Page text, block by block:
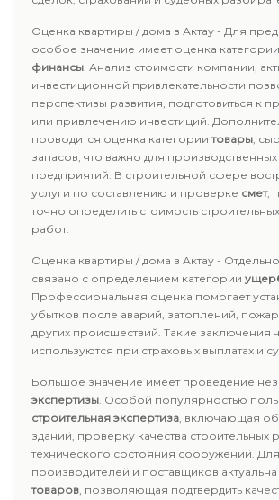
Оценка квартиры / дома в Актау - Для
особое значение имеет оценка категории
финансы. Анализ стоимости компании,
инвестиционной привлекательности
перспективы развития, подготовиться к
или привлечению инвестиций.
проводится оценка категориитовары,
запасов, что важно для
предприятий. В строительной сфере
услуги по составлению и проверке смет,
точно определить стоимость
работ.
Оценка квартиры / дома в Актау -
связано с определением категории
Профессиональная оценка помогает
убытков после аварий, затоплений,
других происшествий. Такие заключения
используются при страховых выплатах и
Большое значение имеет проведение
экспертизы. Особой популярностью
строительная экспертиза, включающая
зданий, проверку качества строительных
технического состояния сооружений. Для
производителей и поставщиков актуальна
товаров, позволяющая подтвердить